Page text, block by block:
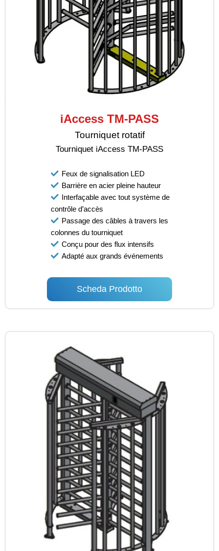
iAccess TM-PASS
Tourniquet rotatif
Tourniquet iAccess TM-PASS
Feux de signalisation LED
Barrière en acier pleine hauteur
Interfaçable avec tout système de
contrôle d’accès
Passage des câbles à travers les
colonnes du tourniquet
Conçu pour des flux intensifs
Adapté aux grands événements
Scheda Prodotto